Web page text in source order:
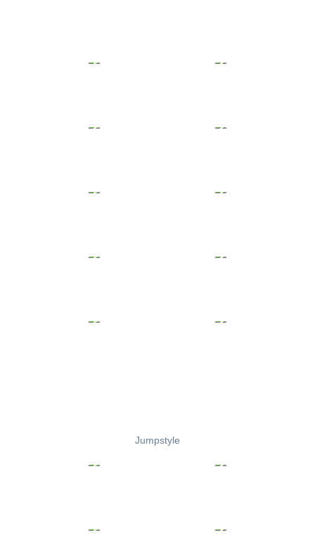
Jumpstyle